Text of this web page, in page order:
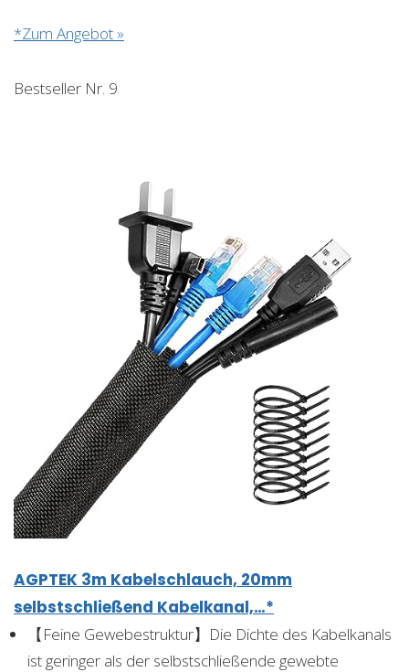
*Zum Angebot »
Bestseller Nr. 9
AGPTEK 3m Kabelschlauch, 20mm
selbstschließend Kabelkanal,…*
【Feine Gewebestruktur】Die Dichte des Kabelkanals
ist geringer als der selbstschließende gewebte